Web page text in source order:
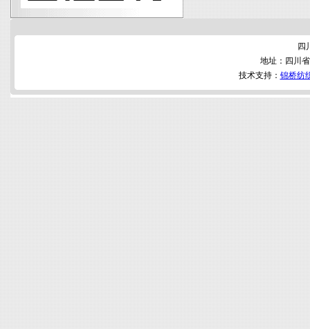
四
地址：四川
技术支持： 锦桥纺